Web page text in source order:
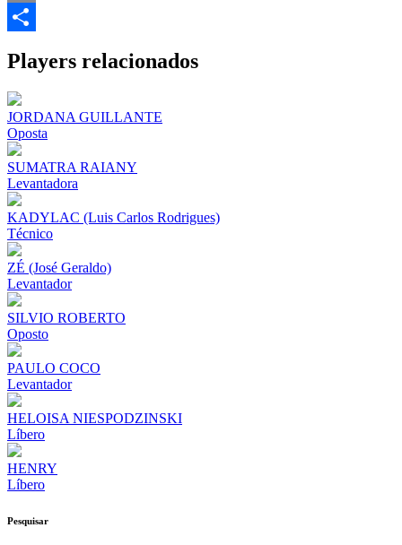
Email
Players relacionados
JORDANA GUILLANTE
Oposta
SUMATRA RAIANY
Levantadora
KADYLAC (Luis Carlos Rodrigues)
Técnico
ZÉ (José Geraldo)
Levantador
SILVIO ROBERTO
Oposto
PAULO COCO
Levantador
HELOISA NIESPODZINSKI
Líbero
HENRY
Líbero
Pesquisar